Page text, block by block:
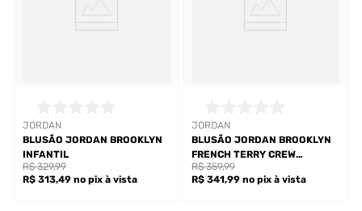
JORDAN
BLUSÃO JORDAN BROOKLYN
INFANTIL
R$ 313,49 no pix à vista
R$ 329,99
JORDAN
BLUSÃO JORDAN BROOKLYN
FRENCH TERRY CREW
INFANTIL
R$ 341,99 no pix à vista
R$ 359,99